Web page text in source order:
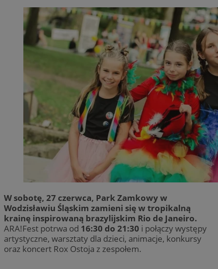
W sobotę, 27 czerwca, Park Zamkowy w
Wodzisławiu Śląskim zamieni się w tropikalną
krainę inspirowaną brazylijskim Rio de Janeiro.
ARA!Fest potrwa od 16:30 do 21:30 i połączy występy
artystyczne, warsztaty dla dzieci, animacje, konkursy
oraz koncert Rox Ostoja z zespołem.